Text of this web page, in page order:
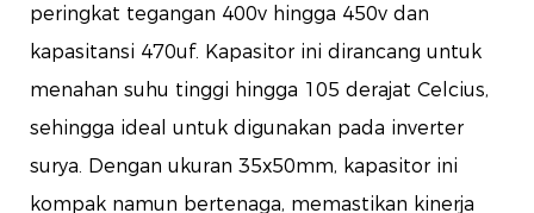
peringkat tegangan 400v hingga 450v dan
kapasitansi 470uf. Kapasitor ini dirancang untuk
menahan suhu tinggi hingga 105 derajat Celcius,
sehingga ideal untuk digunakan pada inverter
surya. Dengan ukuran 35x50mm, kapasitor ini
kompak namun bertenaga, memastikan kinerja